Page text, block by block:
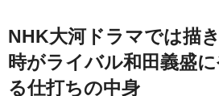
NHK大河ドラマでは描
時がライバル和田義盛
る仕打ちの中身